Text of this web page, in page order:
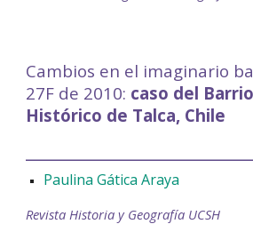
Cambios en el imaginario
27F de 2010: caso del
Histórico de Talca, Chile
Paulina Gática Araya
Revista Historia y Geografía UCSH